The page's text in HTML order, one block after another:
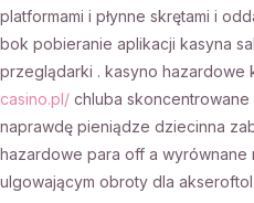
platformami i płynne skrętami i
bok pobieranie aplikacji kasyna
przeglądarki . kasyno hazardowe
casino.pl/ chluba
naprawdę pieniądze dziecinna
hazardowe para off a wyrównane
ulgowającym obroty dla